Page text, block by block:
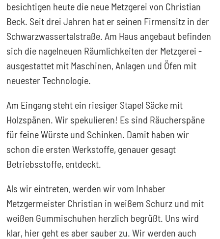
besichtigen heute die neue Metzgerei von Christian
Beck. Seit drei Jahren hat er seinen Firmensitz in der
Schwarzwassertalstraße. Am Haus angebaut befinden
sich die nagelneuen Räumlichkeiten der Metzgerei -
ausgestattet mit Maschinen, Anlagen und Öfen mit
neuester Technologie.
Am Eingang steht ein riesiger Stapel Säcke mit
Holzspänen. Wir spekulieren! Es sind Räucherspäne
für feine Würste und Schinken. Damit haben wir
schon die ersten Werkstoffe, genauer gesagt
Betriebsstoffe, entdeckt.
Als wir eintreten, werden wir vom Inhaber
Metzgermeister Christian in weißem Schurz und mit
weißen Gummischuhen herzlich begrüßt. Uns wird
klar, hier geht es aber sauber zu. Wir werden auch